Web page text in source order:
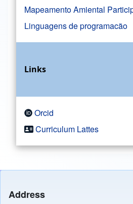
Mapeamento Amiental
Linguagens de programacão
Links
Orcid
Curriculum Lattes
Address